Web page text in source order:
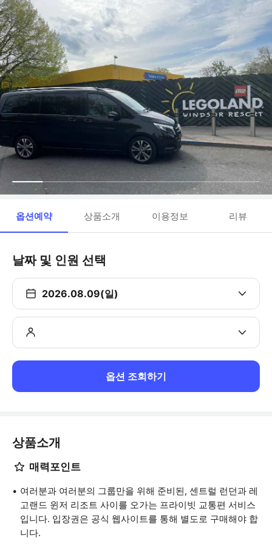
옵션예약 상품소개 이용정보 리뷰
날짜 및 인원 선택
2026.08.09(일)
옵션 조회하기
상품소개
매력포인트
여러분과 여러분의 그룹만을 위해 준비된, 센트럴 런던과 레
고랜드 윈저 리조트 사이를 오가는 프라이빗 교통편 서비스
입니다. 입장권은 공식 웹사이트를 통해 별도로 구매해야 합
니다.